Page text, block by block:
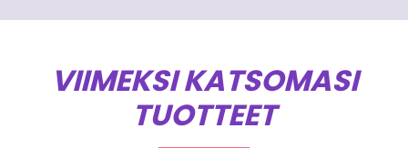
VIIMEKSI KATSOMASI
TUOTTEET